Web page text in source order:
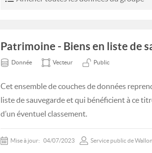
Patrimoine - Biens en liste de
Donnée Vecteur Public
Cet ensemble de couches de données
liste de sauvegarde et qui bénéficient à ce
d’un éventuel classement.
Mise à jour: 04/07/2023 Service public de